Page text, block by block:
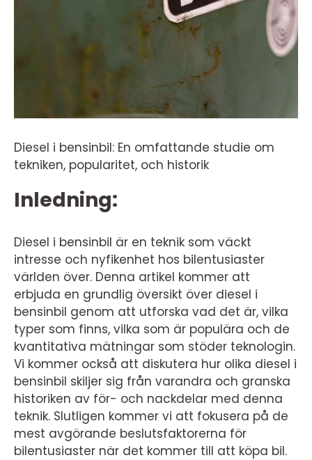
Diesel i bensinbil: En omfattande studie om
tekniken, popularitet, och historik
Inledning:
Diesel i bensinbil är en teknik som väckt
intresse och nyfikenhet hos bilentusiaster
världen över. Denna artikel kommer att
erbjuda en grundlig översikt över diesel i
bensinbil genom att utforska vad det är, vilka
typer som finns, vilka som är populära och de
kvantitativa mätningar som stöder teknologin.
Vi kommer också att diskutera hur olika diesel i
bensinbil skiljer sig från varandra och granska
historiken av för- och nackdelar med denna
teknik. Slutligen kommer vi att fokusera på de
mest avgörande beslutsfaktorerna för
bilentusiaster när det kommer till att köpa bil.